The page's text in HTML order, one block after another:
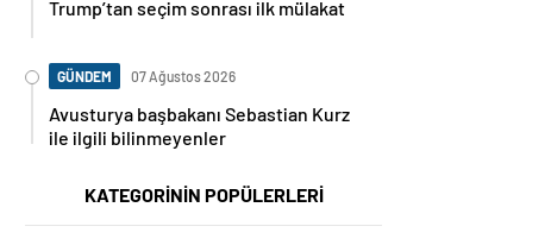
Trump’tan seçim sonrası ilk mülakat
GÜNDEM 07 Ağustos 2026
Avusturya başbakanı Sebastian Kurz
ile ilgili bilinmeyenler
KATEGORİNİN POPÜLERLERİ